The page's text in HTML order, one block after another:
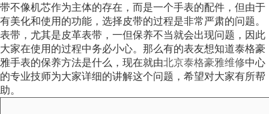
带不像机芯作为主体的存在，而是一个手表的配件，但由于
有美化和使用的功能，选择皮带的过程是非常严肃的问题。
表带，尤其是皮革表带，一但保养不当就会出现问题，因此
大家在使用的过程中务必小心。那么有的表友想知道泰格豪
雅手表的保养方法是什么，现在就由北京泰格豪雅维修中心
的专业技师为大家详细的讲解这个问题，希望对大家有所帮
助。